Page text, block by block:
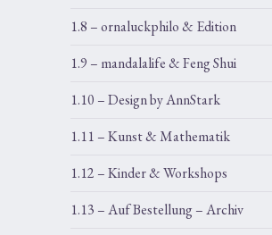
1.8 – ornaluckphilo & Edition
1.9 – mandalalife & Feng Shui
1.10 – Design by AnnStark
1.11 – Kunst & Mathematik
1.12 – Kinder & Workshops
1.13 – Auf Bestellung – Archiv